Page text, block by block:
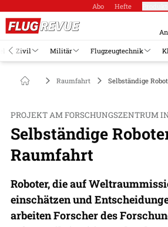
Abo Hefte
Zivil Militär Flugzeugtechnik
Raumfahrt Selbständige
PROJEKT AM FORSCHUNGSZENTRUM
Selbständige
Raumfahrt
Roboter, die auf
einschätzen und
arbeiten Forscher des